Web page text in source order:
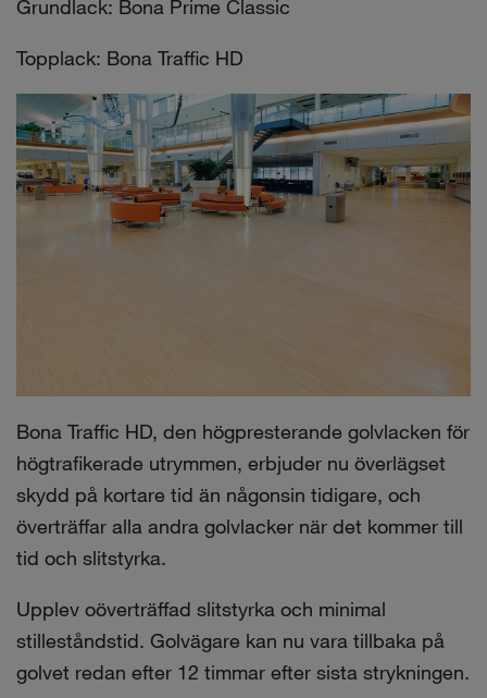
Grundlack: Bona Prime Classic
Topplack: Bona Traffic HD
Bona Traffic HD, den högpresterande golvlacken för
högtrafikerade utrymmen, erbjuder nu överlägset
skydd på kortare tid än någonsin tidigare, och
överträffar alla andra golvlacker när det kommer till
tid och slitstyrka.
Upplev oöverträffad slitstyrka och minimal
stilleståndstid. Golvägare kan nu vara tillbaka på
golvet redan efter 12 timmar efter sista strykningen.